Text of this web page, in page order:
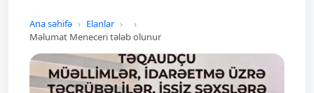
Ana səhifə
Elanlar
Məlumat Meneceri tələb olunur